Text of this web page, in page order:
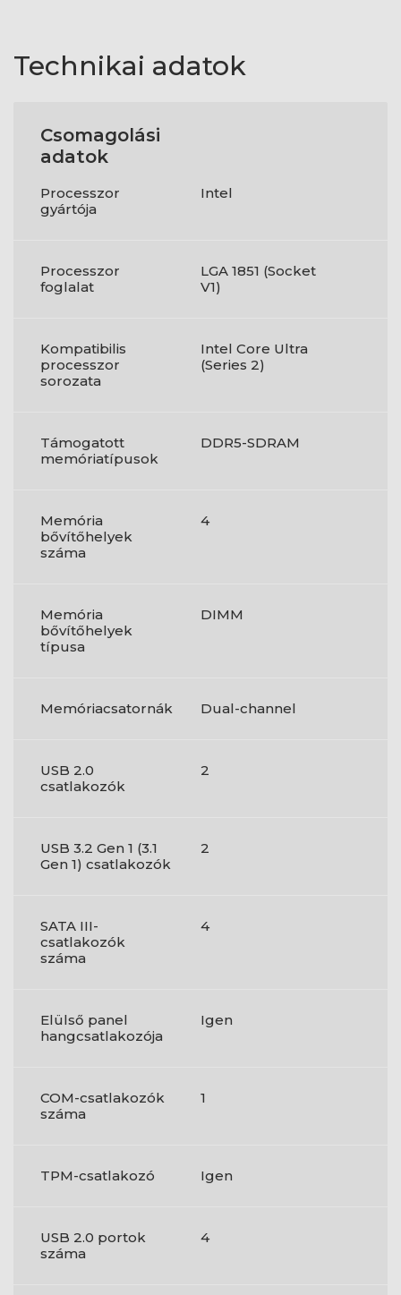
Technikai adatok
Csomagolási
adatok
Processzor
gyártója
Intel
Processzor
foglalat
LGA 1851 (Socket
V1)
Kompatibilis
processzor
sorozata
Intel Core Ultra
(Series 2)
Támogatott
memóriatípusok
DDR5-SDRAM
Memória
bővítőhelyek
száma
4
Memória
bővítőhelyek
típusa
DIMM
Memóriacsatornák Dual-channel
USB 2.0
csatlakozók
2
USB 3.2 Gen 1 (3.1
Gen 1) csatlakozók
2
SATA III-
csatlakozók
száma
4
Elülső panel
hangcsatlakozója
Igen
COM-csatlakozók
száma
1
TPM-csatlakozó Igen
USB 2.0 portok
száma
4